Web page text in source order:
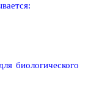
биологического